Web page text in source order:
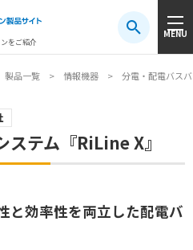
をご紹介
MENU
爆#アシストスーツ
製品一覧 情報機器 分電・配電バス
テム『RiLine X』
と効率性を両立した配電バ